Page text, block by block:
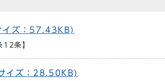
ズ：57.43KB)
12条】
イズ：28.50KB)